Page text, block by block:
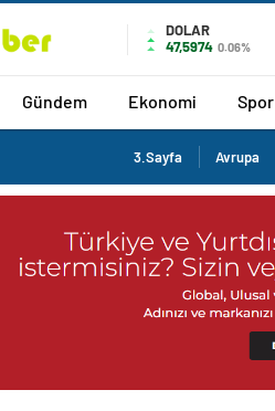
DOLAR
47,5974 0.06%
Gündem Ekonomi Spor
3.Sayfa Avrupa